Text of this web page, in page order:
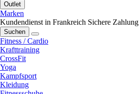
Outlet
Marken
Kundendienst in Frankreich Sichere Zahlung
Suchen
Fitness / Cardio
Krafttraining
CrossFit
Yoga
Kampfsport
Kleidung